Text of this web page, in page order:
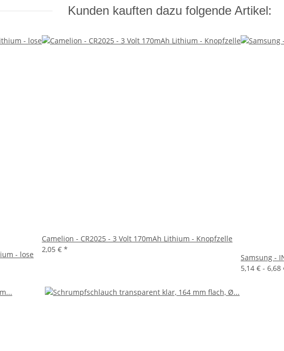
Kunden kauften dazu folgende Artikel:
- lose
Camelion - CR2025 - 3 Volt 170mAh Lithium - Knopfzelle
2,05 € *
Samsung -
5,14 € -